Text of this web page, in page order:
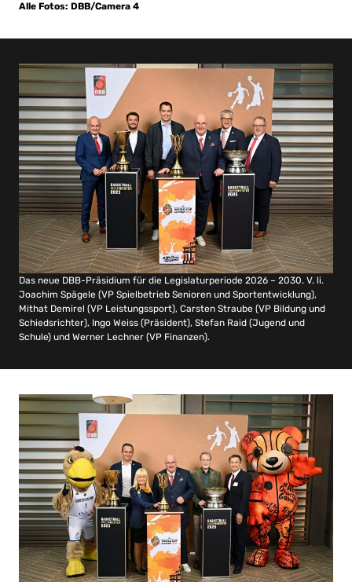
Alle Fotos: DBB/Camera 4
Das neue DBB-Präsidium für die Legislaturperiode 2026 – 2030. V. li.
Joachim Spägele (VP Spielbetrieb Senioren und Sportentwicklung),
Mithat Demirel (VP Leistungssport), Carsten Straube (VP Bildung und
Schiedsrichter), Ingo Weiss (Präsident), Stefan Raid (Jugend und
Schule) und Werner Lechner (VP Finanzen).